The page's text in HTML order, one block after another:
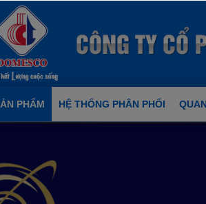
PHẨM HỆ THỐNG PHÂN PHỐI